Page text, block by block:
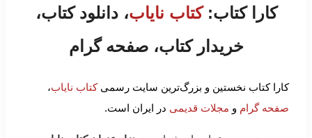
کارا کتاب:کتاب نایاب، دانلود کتاب،
خریدار کتاب، صفحه گرام
کارا کتاب نخستین و بزرگ‌ترین سایت رسمیکتاب نایاب،
صفحه گرام و مجلات قدیمی در ایران است.